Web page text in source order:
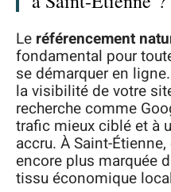
Le référencement
fondamental pour
se démarquer en
la visibilité de votre
recherche comme
trafic mieux ciblé et à
accru. À Saint-
encore plus marquée
tissu économique